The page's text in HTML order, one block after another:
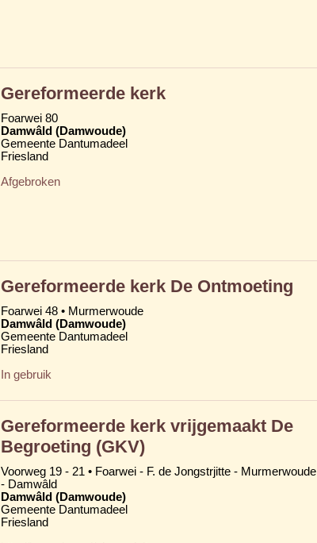
Gereformeerde kerk
Foarwei 80
Damwâld (Damwoude)
Gemeente Dantumadeel
Friesland
Afgebroken
Gereformeerde kerk De Ontmoeting
Foarwei 48 • Murmerwoude
Damwâld (Damwoude)
Gemeente Dantumadeel
Friesland
In gebruik
Gereformeerde kerk vrijgemaakt De
Begroeting (GKV)
Voorweg 19 - 21 • Foarwei - F. de Jongstrjitte - Murmerwoude
- Damwâld
Damwâld (Damwoude)
Gemeente Dantumadeel
Friesland